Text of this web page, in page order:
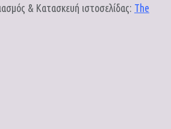
& Κατασκευή ιστοσελίδας: The